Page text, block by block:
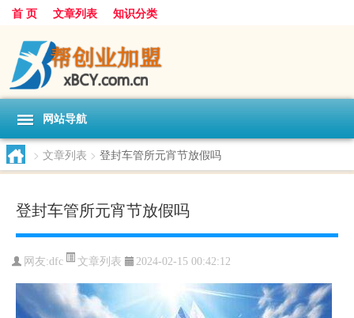
首 页 文章列表 知识分类
网站导航
> 文章列表 > 登封车管所元宵节放假吗
登封车管所元宵节放假吗
网友:dfc 文章列表 2024-02-15 00:42:12